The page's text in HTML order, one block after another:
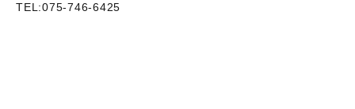
TEL:075-746-6425